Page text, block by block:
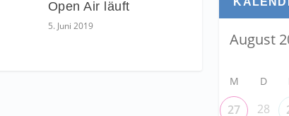
Open Air läuft
5. Juni 2019
M D
27 28